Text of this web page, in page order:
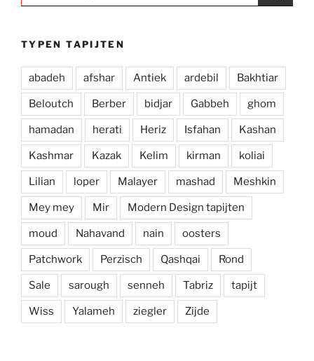
TYPEN TAPIJTEN
abadeh afshar Antiek ardebil Bakhtiar
Beloutch Berber bidjar Gabbeh ghom
hamadan herati Heriz Isfahan Kashan
Kashmar Kazak Kelim kirman koliai
Lilian loper Malayer mashad Meshkin
Mey mey Mir Modern Design tapijten
moud Nahavand nain oosters
Patchwork Perzisch Qashqai Rond
Sale sarough senneh Tabriz tapijt
Wiss Yalameh ziegler Zijde